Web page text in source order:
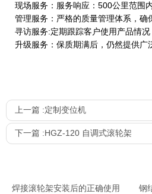
现场服务：服务响应：500公里范围
管理服务：严格的质量管理体系，确
寻访服务:定期跟踪客户使用产品情况
升级服务：保质期满后，仍然提供
上一篇 :定制变位机
下一篇 :HGZ-120 自调式滚轮架
焊接滚轮架安装后的正确使用
钢